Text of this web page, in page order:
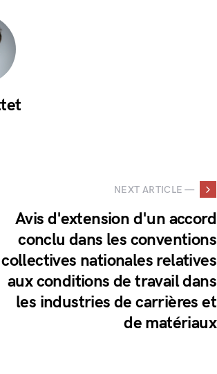
NEXT ARTICLE —
Avis d'extension d'un accord
conclu dans les conventions
collectives nationales relatives
aux conditions de travail dans
les industries de carrières et
de matériaux